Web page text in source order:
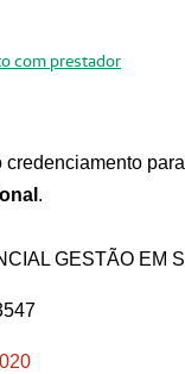
com prestador
credenciamento
.
GESTÃO EM